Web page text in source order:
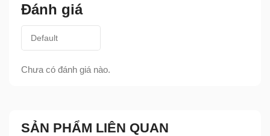
Đánh giá
Chưa có đánh giá nào.
SẢN PHẨM LIÊN QUAN